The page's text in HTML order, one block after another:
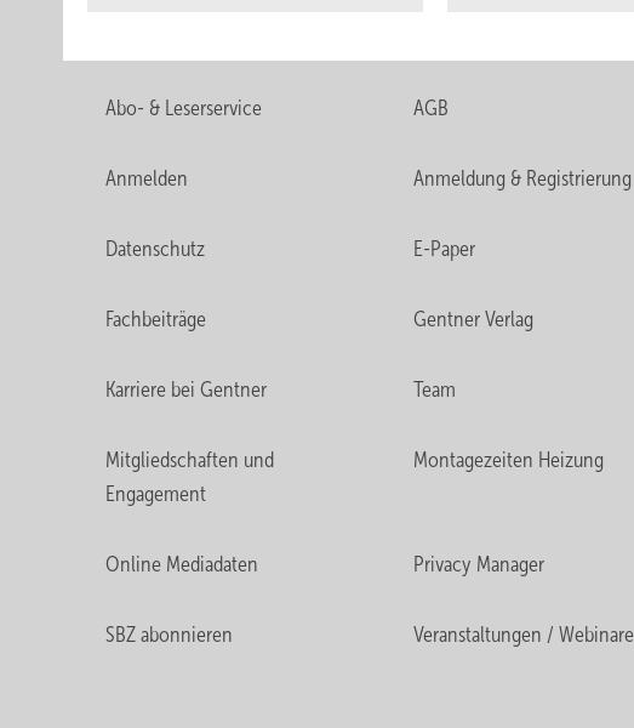
Abo- & Leserservice AGB
Anmelden Anmeldung & Registrierung
Datenschutz E-Paper
Fachbeiträge Gentner Verlag
Karriere bei Gentner Team
Mitgliedschaften und
Engagement
Montagezeiten Heizung
Online Mediadaten Privacy Manager
SBZ abonnieren Veranstaltungen / Webinare